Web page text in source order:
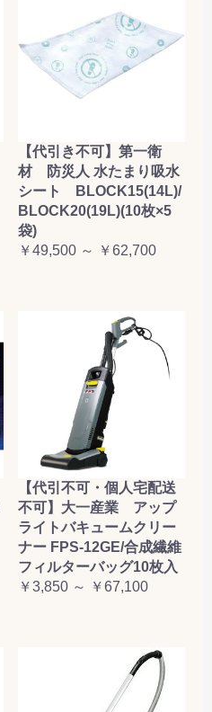
【代引き不可】第一衛
材 防災人 水たまり吸水
シート BLOCK15(14L)/
BLOCK20(19L)(10枚×5
袋)
￥49,500 ～ ￥62,700
【代引不可・個人宅配送
不可】大一産業 アップ
ライトバキュームクリー
ナー FPS-12GE/合成繊維
フィルターバッグ10枚入
￥3,850 ～ ￥67,100